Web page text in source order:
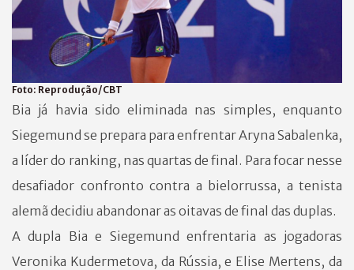
Foto: Reprodução/CBT
Bia já havia sido eliminada nas simples, enquanto
Siegemund se prepara para enfrentar Aryna Sabalenka,
a líder do ranking, nas quartas de final. Para focar nesse
desafiador confronto contra a bielorrussa, a tenista
alemã decidiu abandonar as oitavas de final das duplas.
A dupla Bia e Siegemund enfrentaria as jogadoras
Veronika Kudermetova, da Rússia, e Elise Mertens, da